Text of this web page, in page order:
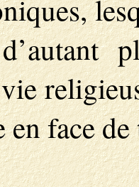
en face